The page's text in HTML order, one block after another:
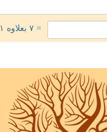
= ۷ بعلاوه ۱